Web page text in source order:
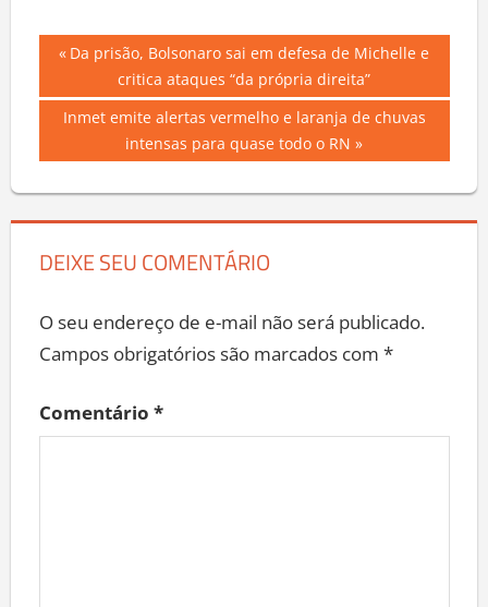
Navegação
de
Previous
Da prisão, Bolsonaro sai em defesa de Michelle e
critica ataques “da própria direita”
Next
Inmet emite alertas vermelho e laranja de chuvas
intensas para quase todo o RN
DEIXE SEU COMENTÁRIO
O seu endereço de e-mail não será publicado.
Campos obrigatórios são marcados com *
Comentário *